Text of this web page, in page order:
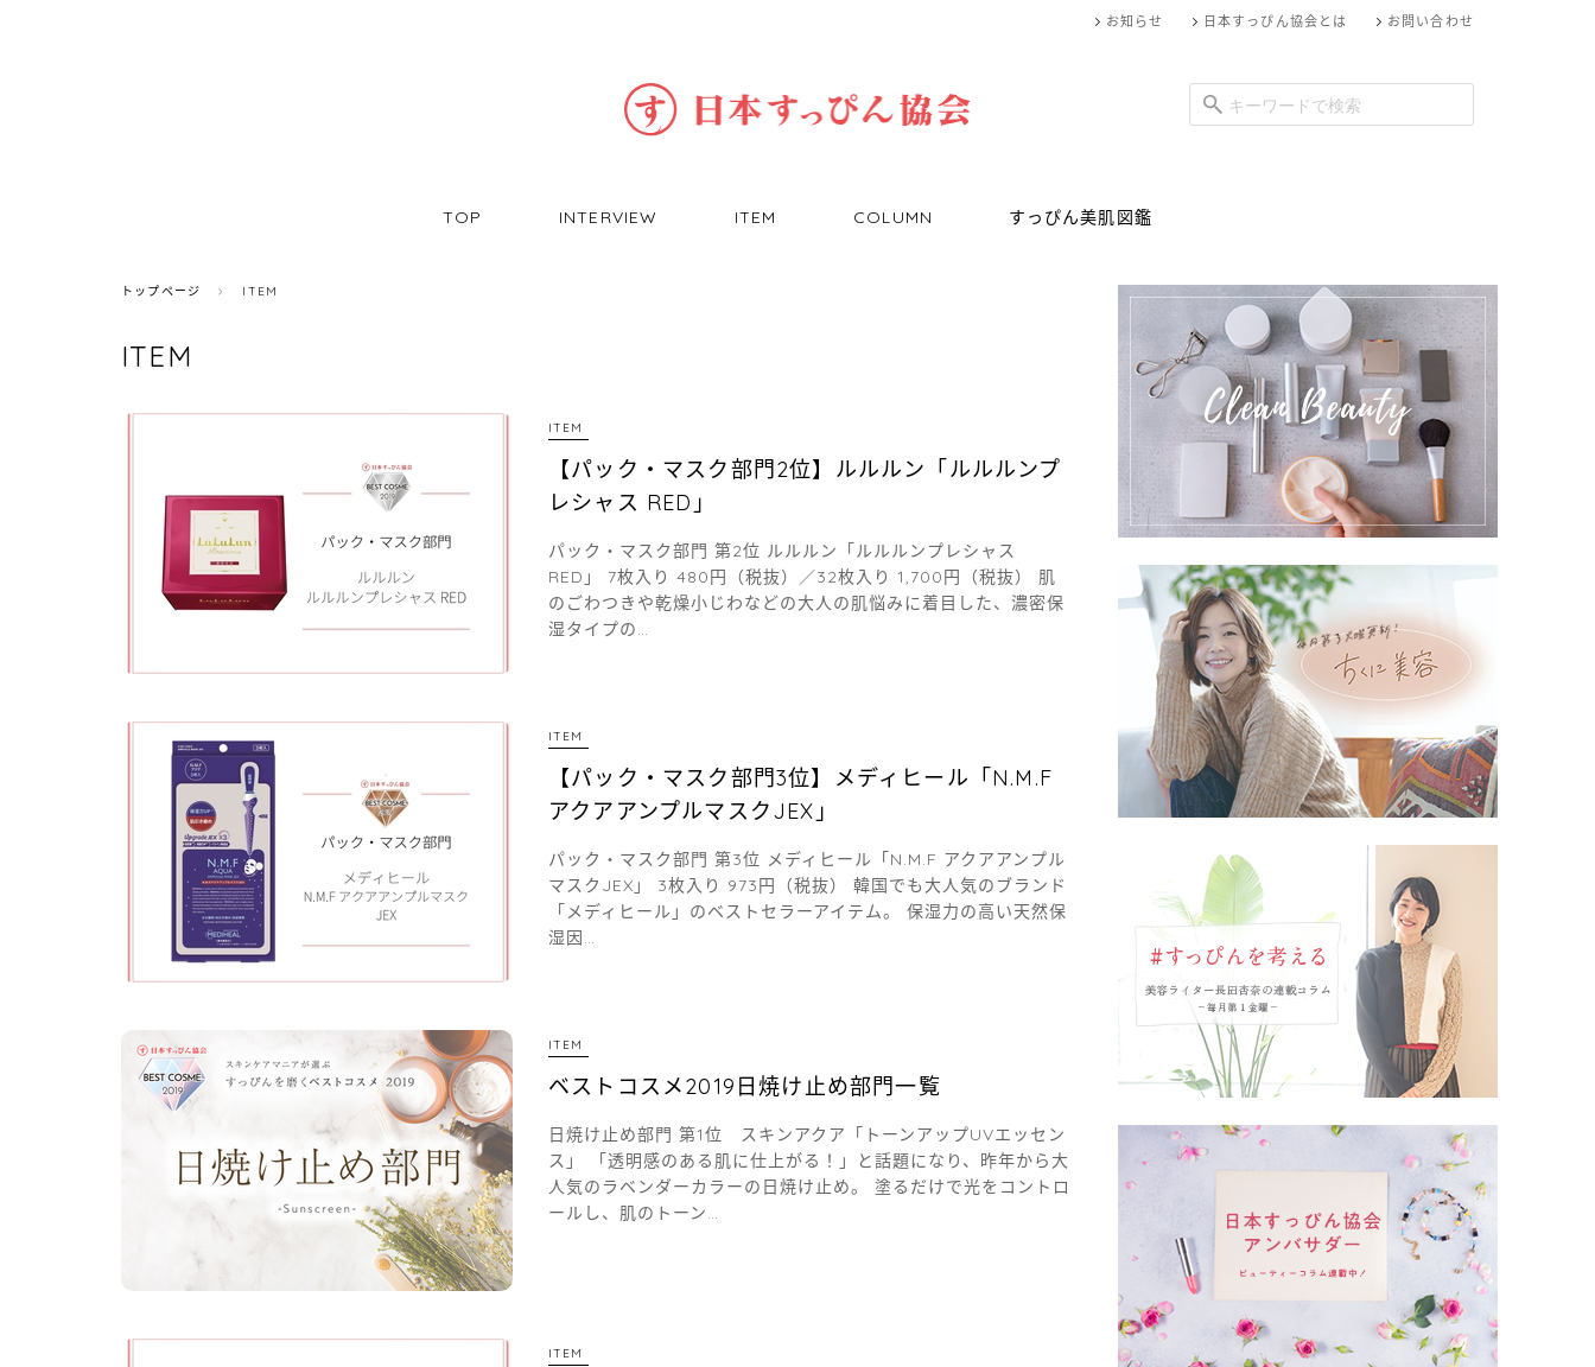
TOP INTERVIEW ITEM COLUMN すっぴん美肌図鑑
お知らせ 日本すっぴん協会とは お問い合わせ
トップページ ITEM
ITEM
ITEM
【パック・マスク部門2位】ルルルン「ルルルンプ
レシャス RED」
パック・マスク部門 第2位 ルルルン「ルルルンプレシャス
RED」 7枚入り 480円（税抜）／32枚入り 1,700円（税抜） 肌
のごわつきや乾燥小じわなどの大人の肌悩みに着目した、濃密保
湿タイプの…
ITEM
【パック・マスク部門3位】メディヒール「N.M.F
アクアアンプルマスクJEX」
パック・マスク部門 第3位 メディヒール「N.M.F アクアアンプル
マスクJEX」 3枚入り 973円（税抜） 韓国でも大人気のブランド
「メディヒール」のベストセラーアイテム。 保湿力の高い天然保
湿因…
ITEM
ベストコスメ2019日焼け止め部門一覧
日焼け止め部門 第1位 スキンアクア「トーンアップUVエッセン
ス」 「透明感のある肌に仕上がる！」と話題になり、昨年から大
人気のラベンダーカラーの日焼け止め。 塗るだけで光をコントロ
ールし、肌のトーン…
ITEM